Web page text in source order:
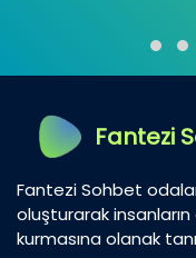
Fantezi
Fantezi Sohbet
oluşturarak
kurmasına olanak